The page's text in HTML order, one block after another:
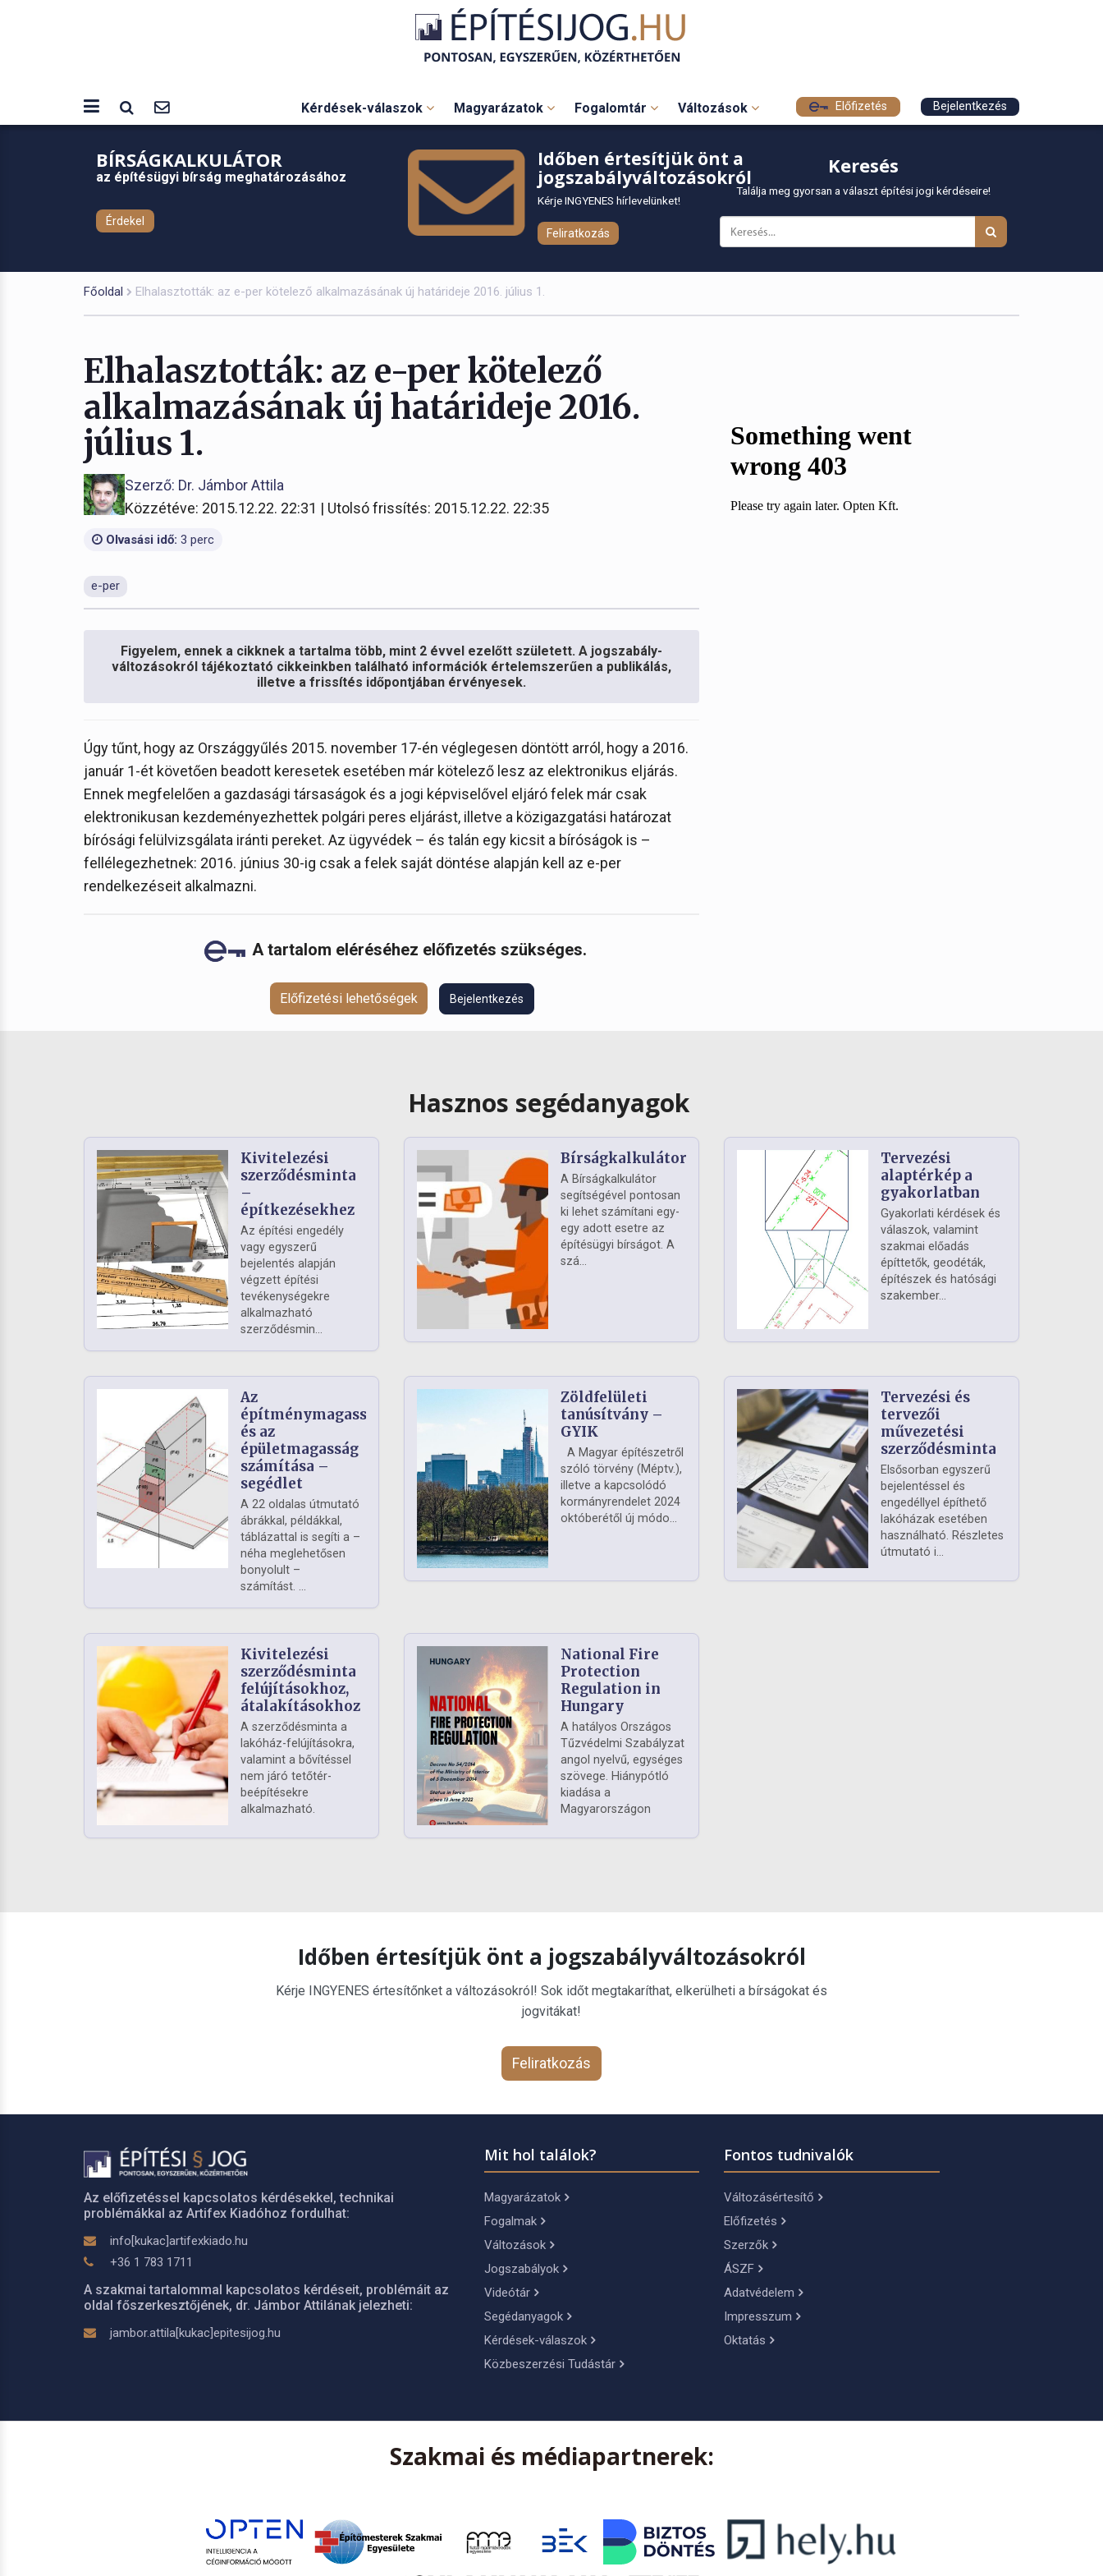
Kérdések-válaszok Magyarázatok Fogalomtár Változások Előfizetés Bejelentkezés
BÍRSÁGKALKULÁTOR
az építésügyi bírság meghatározásához
Érdekel
Időben értesítjük önt a
jogszabályváltozásokról
Kérje INGYENES hírlevelünket!
Feliratkozás
Keresés
Találja meg gyorsan a választ építési jogi kérdéseire!
Főoldal Elhalasztották: az e-per kötelező alkalmazásának új határideje 2016. július 1.
Elhalasztották: az e-per kötelező
alkalmazásának új határideje 2016.
július 1.
Szerző: Dr. Jámbor Attila
Közzétéve: 2015.12.22. 22:31 | Utolsó frissítés: 2015.12.22. 22:35
Olvasási idő: 3 perc
e-per
Figyelem, ennek a cikknek a tartalma több, mint 2 évvel ezelőtt született. A jogszabály-
változásokról tájékoztató cikkeinkben található információk értelemszerűen a publikálás,
illetve a frissítés időpontjában érvényesek.
Úgy tűnt, hogy az Országgyűlés 2015. november 17-én véglegesen döntött arról, hogy a 2016.
január 1-ét követően beadott keresetek esetében már kötelező lesz az elektronikus eljárás.
Ennek megfelelően a gazdasági társaságok és a jogi képviselővel eljáró felek már csak
elektronikusan kezdeményezhettek polgári peres eljárást, illetve a közigazgatási határozat
bírósági felülvizsgálata iránti pereket. Az ügyvédek – és talán egy kicsit a bíróságok is –
fellélegezhetnek: 2016. június 30-ig csak a felek saját döntése alapján kell az e-per
rendelkezéseit alkalmazni.
A tartalom eléréséhez előfizetés szükséges.
Előfizetési lehetőségek Bejelentkezés
Hasznos segédanyagok
Kivitelezési
szerződésminta
–
építkezésekhez
Az építési engedély
vagy egyszerű
bejelentés alapján
végzett építési
tevékenységekre
alkalmazható
szerződésmin...
Bírságkalkulátor
A Bírságkalkulátor
segítségével pontosan
ki lehet számítani egy-
egy adott esetre az
építésügyi bírságot. A
szá...
Tervezési
alaptérkép a
gyakorlatban
Gyakorlati kérdések és
válaszok, valamint
szakmai előadás
építtetők, geodéták,
építészek és hatósági
szakember...
Az
építménymagasság
és az
épületmagasság
számítása –
segédlet
A 22 oldalas útmutató
ábrákkal, példákkal,
táblázattal is segíti a –
néha meglehetősen
bonyolult –
számítást. ...
Zöldfelületi
tanúsítvány –
GYIK
A Magyar építészetről
szóló törvény (Méptv.),
illetve a kapcsolódó
kormányrendelet 2024
októberétől új módo...
Tervezési és
tervezői
művezetési
szerződésminta
Elsősorban egyszerű
bejelentéssel és
engedéllyel építhető
lakóházak esetében
használható. Részletes
útmutató i...
Kivitelezési
szerződésminta
felújításokhoz,
átalakításokhoz
A szerződésminta a
lakóház-felújításokra,
valamint a bővítéssel
nem járó tetőtér-
beépítésekre
alkalmazható.
National Fire
Protection
Regulation in
Hungary
A hatályos Országos
Tűzvédelmi Szabályzat
angol nyelvű, egységes
szövege. Hiánypótló
kiadása a
Magyarországon
Időben értesítjük önt a jogszabályváltozásokról
Kérje INGYENES értesítőnket a változásokról! Sok időt megtakaríthat, elkerülheti a bírságokat és
jogvitákat!
Feliratkozás
Az előfizetéssel kapcsolatos kérdésekkel, technikai
problémákkal az Artifex Kiadóhoz fordulhat:
info[kukac]artifexkiado.hu
+36 1 783 1711
A szakmai tartalommal kapcsolatos kérdéseit, problémáit az
oldal főszerkesztőjének, dr. Jámbor Attilának jelezheti:
jambor.attila[kukac]epitesijog.hu
Mit hol találok?
Magyarázatok
Fogalmak
Változások
Jogszabályok
Videótár
Segédanyagok
Kérdések-válaszok
Közbeszerzési Tudástár
Fontos tudnivalók
Változásértesítő
Előfizetés
Szerzők
ÁSZF
Adatvédelem
Impresszum
Oktatás
Szakmai és médiapartnerek: